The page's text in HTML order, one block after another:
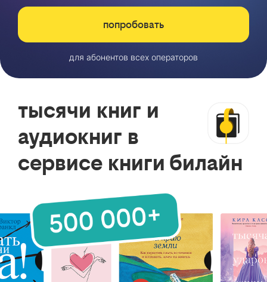
попробовать
для абонентов всех операторов
тысячи книг и
аудиокниг в
сервисе книги билайн